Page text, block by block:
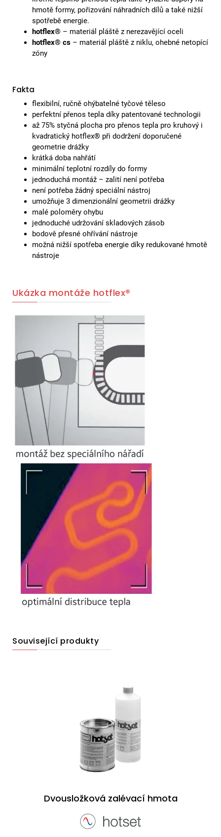
hmotě formy, pořizování náhradních dílů a také nižší
spotřebě energie.
hotflex® – materiál pláště z nerezavějící oceli
hotflex® cs – materiál pláště z niklu, ohebné netopící
zóny
Fakta
flexibilní, ručně ohýbatelné tyčové těleso
perfektní přenos tepla díky patentované technologii
až 75% styčná plocha pro přenos tepla pro kruhový i
kvadratický hotflex® při dodržení doporučené
geometrie drážky
krátká doba nahřátí
minimální teplotní rozdíly do formy
jednoduchá montáž – zalití není potřeba
není potřeba žádný speciální nástroj
umožňuje 3 dimenzionální geometrii drážky
malé poloměry ohybu
jednoduché udržování skladových zásob
bodově přesné ohřívání nástroje
možná nižší spotřeba energie díky redukované hmotě
nástroje
Ukázka montáže hotflex®
Související produkty
Dvousložková zalévací hmota